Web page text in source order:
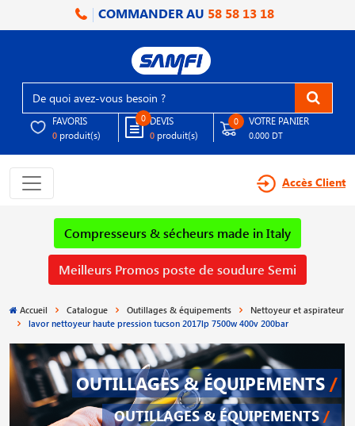
COMMANDER AU 58 58 13 18
FAVORIS
0 produit(s)
0 DEVIS
0 produit(s)
0 VOTRE PANIER
0.000 DT
Accès Client
Compresseurs & sécheurs made in Italy
Meilleurs Promos poste de soudure Semi
Accueil Catalogue Outillages & équipements
Nettoyeur et aspirateur
lavor nettoyeur haute pression tucson 2017lp 7500w 400v 200bar
OUTILLAGES & ÉQUIPEMENTS /
OUTILLAGES & ÉQUIPEMENTS /